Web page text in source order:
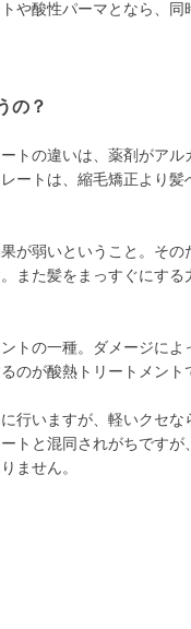
や酸性パーマとなら、同
の？
トの違いは、薬剤がアル
ートは、縮毛矯正より髪
が弱いということ。その
また髪をまっすぐにする
トの一種。ダメージによ
のが酸熱トリートメント
行いますが、軽いクセな
トと混同されがちですが
ません。